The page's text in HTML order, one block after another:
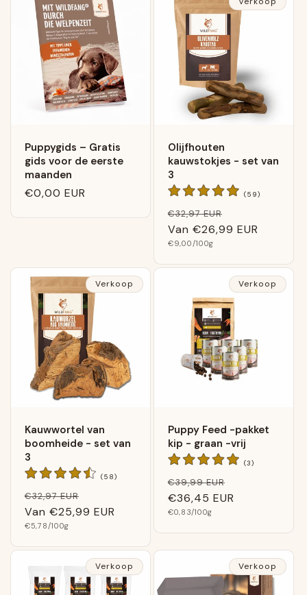
Puppygids – Gratis
gids voor de eerste
maanden
Normale
€0,00 EUR
Olijfhouten
kauwstokjes - set van
3
(59)59
Normale
prijs
€32,97 EUR
Van €26,99 EUR
Basis
€9,00/100g
Verkoop
Kauwwortel van
boomheide - set van
3
(58)58
beoordelingen
Normale
prijs
€32,97 EUR
Van €25,99 EUR
Basis
€5,78/100g
Verkoop
Puppy Feed -pakket
kip - graan -vrij
(3)3
Normale
prijs
€39,99 EUR
€36,45 EUR
Basis
€0,83/100g
Verkoop Verkoop